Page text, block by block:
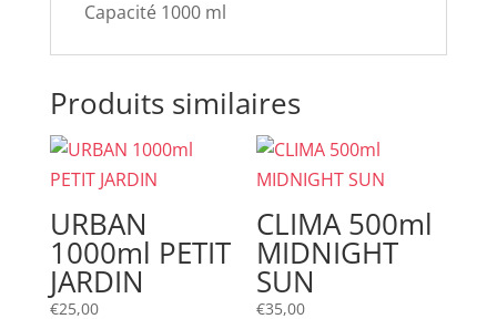
Capacité 1000 ml
Produits similaires
URBAN
1000ml PETIT
JARDIN
€25,00
CLIMA 500ml
MIDNIGHT
SUN
€35,00